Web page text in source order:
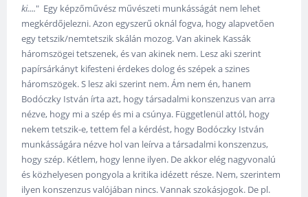
ki...." Egy képzőművész művészeti munkásságát nem lehet
megkérdőjelezni. Azon egyszerű oknál fogva, hogy alapvetően
egy tetszik/nemtetszik skálán mozog. Van akinek Kassák
háromszögei tetszenek, és van akinek nem. Lesz aki szerint
papírsárkányt kifesteni érdekes dolog és szépek a szines
háromszögek. S lesz aki szerint nem. Ám nem én, hanem
Bodóczky István írta azt, hogy társadalmi konszenzus van arra
nézve, hogy mi a szép és mi a csúnya. Függetlenül attól, hogy
nekem tetszik-e, tettem fel a kérdést, hogy Bodóczky István
munkásságára nézve hol van leírva a társadalmi konszenzus,
hogy szép. Kétlem, hogy lenne ilyen. De akkor elég nagyvonalú
és közhelyesen pongyola a kritika idézett része. Nem, szerintem
ilyen konszenzus valójában nincs. Vannak szokásjogok. De pl.